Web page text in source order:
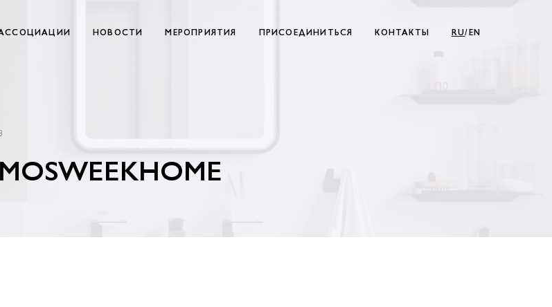
НОВОСТИ МЕРОПРИЯТИЯ ПРИСОЕДИНИТЬСЯ КОНТАКТЫ RU/EN